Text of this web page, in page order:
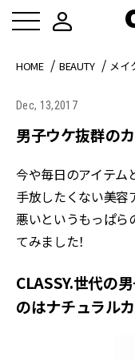
HOME BEAUTY メイ
Dec, 13,2017
男子ウケ抜群の
今や毎日のアイテム
手放したくない美容
悪いというもっぱら
てみました！
CLASSY.世代の
のはナチュラル